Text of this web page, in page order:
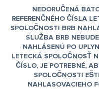
NEDORUČENÁ
REFERENČNÉHO ČÍSLA
SPOLOČNOSTI BRB
SLUŽBA BRB
NAHLÁSENÚ PO
LETECKÁ SPOLOČNOSŤ
ČÍSLO, JE POTREBNÉ,
SPOLOČNOSTI
NAHLASOVACIEHO